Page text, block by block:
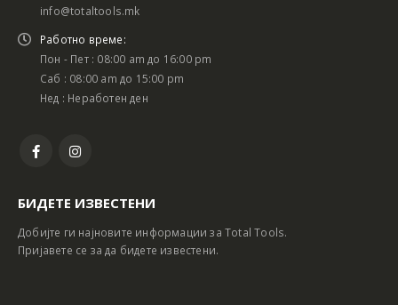
info@totaltools.mk
Работно време:
Пон - Пет : 08:00 am до 16:00 pm
Саб : 08:00 am до 15:00 pm
Нед : Неработен ден
БИДЕТЕ ИЗВЕСТЕНИ
Добијте ги најновите информации за Total Tools.
Пријавете се за да бидете известени.